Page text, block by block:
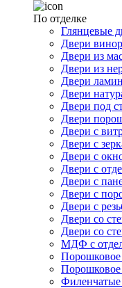
По отделке
Глянцевые
Двери
Двери из
Двери из
Двери
Двери
Двери под
Двери
Двери с
Двери с
Двери с
Двери с
Двери с
Двери с
Двери с
Двери со
Двери со
МДФ с
Порошковое
Порошковое
Филенчатые